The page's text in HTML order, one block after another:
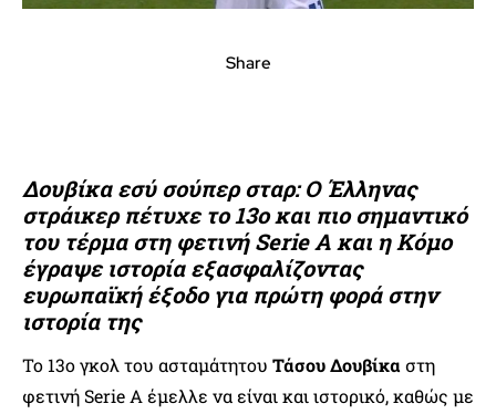
Share
Δουβίκα εσύ σούπερ σταρ: Ο Έλληνας
στράικερ πέτυχε το 13ο και πιο σημαντικό
του τέρμα στη φετινή Serie A και η Κόμο
έγραψε ιστορία εξασφαλίζοντας
ευρωπαϊκή έξοδο για πρώτη φορά στην
ιστορία της
Το 13ο γκολ του ασταμάτητου Τάσου Δουβίκα στη
φετινή Serie A έμελλε να είναι και ιστορικό, καθώς με